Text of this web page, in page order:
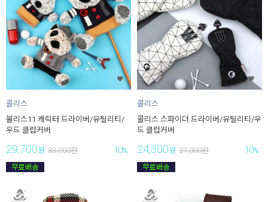
콜리스
불리스11 캐릭터 드라이버/유틸리티/
우드 클럽커버
29,700원 33,000원 10%
콜리스
콜리스 스파이더 드라이버/유틸리티/우
드 클럽커버
24,300원 27,000원 10%